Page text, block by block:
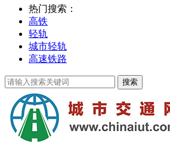
热门搜索：
高铁
轻轨
城市轻轨
高速铁路